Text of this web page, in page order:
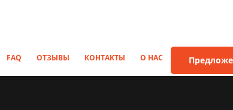
FAQ ОТЗЫВЫ КОНТАКТЫ О НАС